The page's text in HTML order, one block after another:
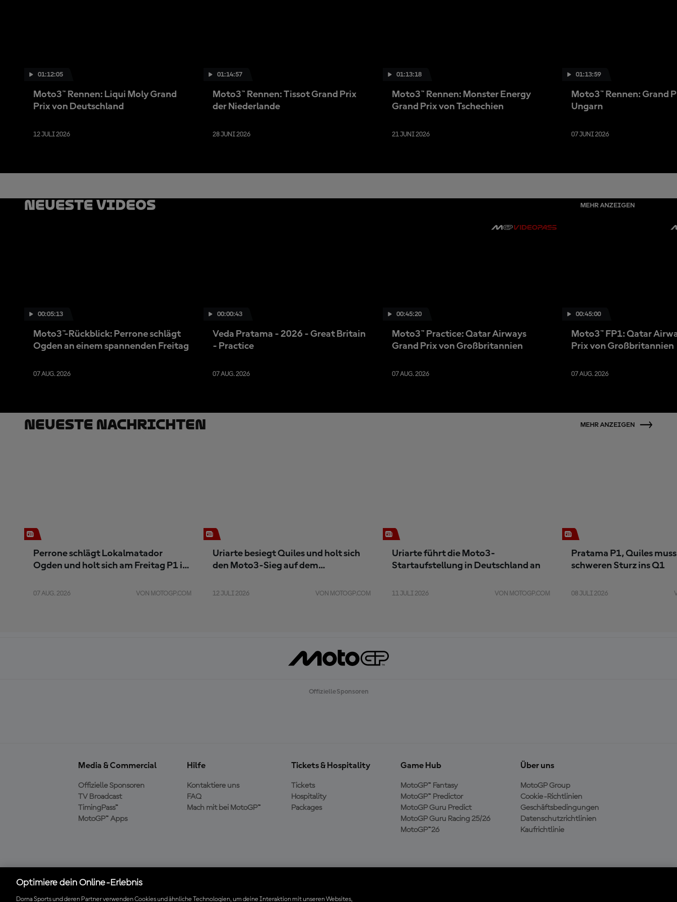
01:12:05
Moto3™ Rennen: Liqui Moly Grand
Prix von Deutschland
12 JULI 2026
01:14:57
Moto3™ Rennen: Tissot Grand Prix
der Niederlande
28 JUNI 2026
01:13:18
Moto3™ Rennen: Monster Energy
Grand Prix von Tschechien
21 JUNI 2026
01:13:59
Moto3™ Rennen: Grand
Ungarn
07 JUNI 2026
Neueste Videos MEHR ANZEIGEN
00:05:13
Moto3™-Rückblick: Perrone schlägt
Ogden an einem spannenden Freitag
07 AUG. 2026
00:00:43
Veda Pratama - 2026 - Great Britain
- Practice
07 AUG. 2026
00:45:20
Moto3™ Practice: Qatar Airways
Grand Prix von Großbritannien
07 AUG. 2026
00:45:00
Moto3™ FP1: Qatar
Prix von Großbritannien
07 AUG. 2026
Neueste Nachrichten MEHR ANZEIGEN
Perrone schlägt Lokalmatador
Ogden und holt sich am Freitag P1 in
07 AUG. 2026 VON MOTOGP.COM
Uriarte besiegt Quiles und holt sich
den Moto3-Sieg auf dem
12 JULI 2026 VON MOTOGP.COM
Uriarte führt die Moto3-
Startaufstellung in Deutschland an
11 JULI 2026 VON MOTOGP.COM
Pratama P1, Quiles
schweren Sturz ins Q1
08 JULI 2026
Offizielle Sponsoren
Media & Commercial
Offizielle Sponsoren
TV Broadcast
TimingPass™
MotoGP™ Apps
Hilfe
Kontaktiere uns
FAQ
Mach mit bei MotoGP™
Tickets & Hospitality
Tickets
Hospitality
Packages
Game Hub
MotoGP™ Fantasy
MotoGP™ Predictor
MotoGP Guru Predict
MotoGP Guru Racing 25/26
MotoGP™26
Über uns
MotoGP Group
Cookie-Richtlinien
Geschäftsbedingungen
Datenschutzrichtlinien
Kaufrichtlinie
Die offizielle MotoGP™
Optimiere dein Online-Erlebnis
Dorna Sports und deren Partner verwenden Cookies und ähnliche Technologien, um deine Interaktion mit unseren Websites,